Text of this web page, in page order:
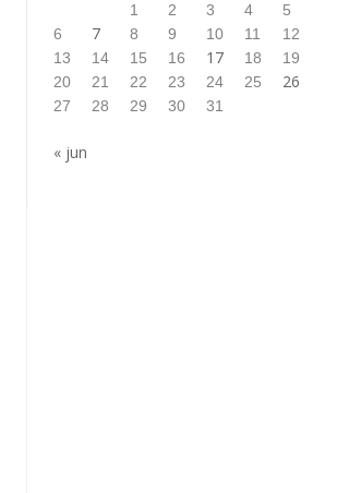
1
2 3 4
5
6
7 8 9 10 11
12
13
14 15 16 17 18
19
20
21 22 23 24 25 26
27 28 29 30 31
« jun